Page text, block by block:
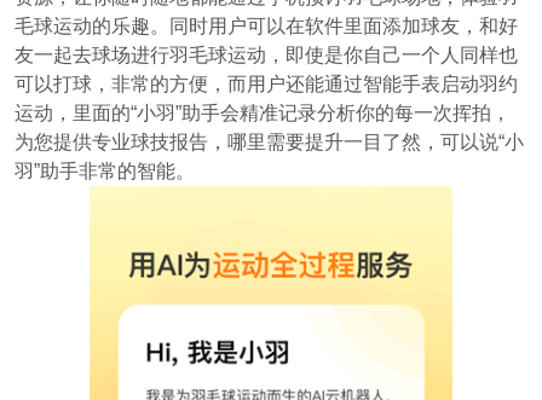
毛球运动的乐趣。同时用户可以在软件里面添加球友，和好
友一起去球场进行羽毛球运动，即使是你自己一个人同样也
可以打球，非常的方便，而用户还能通过智能手表启动羽约
运动，里面的“小羽”助手会精准记录分析你的每一次挥拍，
为您提供专业球技报告，哪里需要提升一目了然，可以说“小
羽”助手非常的智能。